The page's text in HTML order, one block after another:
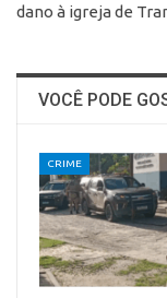
dano à igreja de
VOCÊ PODE
CRIME